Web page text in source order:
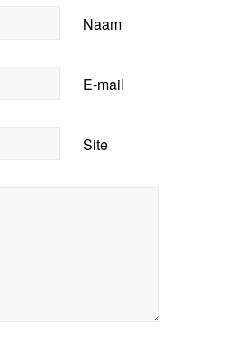
Naam
E-mail
Site